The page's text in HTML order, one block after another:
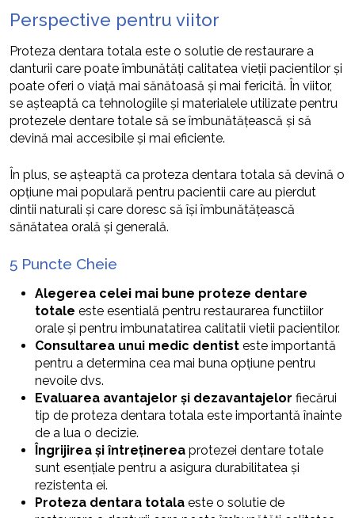
Perspective pentru viitor
Proteza dentara totala este o solutie de restaurare a
danturii care poate îmbunătăți calitatea vieții pacientilor și
poate oferi o viață mai sănătoasă și mai fericită. În viitor,
se așteaptă ca tehnologiile și materialele utilizate pentru
protezele dentare totale să se îmbunătățească și să
devină mai accesibile și mai eficiente.
În plus, se așteaptă ca proteza dentara totala să devină o
opțiune mai populară pentru pacientii care au pierdut
dintii naturali și care doresc să își îmbunătățească
sănătatea orală și generală.
5 Puncte Cheie
Alegerea celei mai bune proteze dentare
totale este esentială pentru restaurarea functiilor
orale și pentru imbunatatirea calitatii vietii pacientilor.
Consultarea unui medic dentist este importantă
pentru a determina cea mai buna opțiune pentru
nevoile dvs.
Evaluarea avantajelor și dezavantajelor fiecărui
tip de proteza dentara totala este importantă înainte
de a lua o decizie.
Îngrijirea și întreținerea protezei dentare totale
sunt esențiale pentru a asigura durabilitatea și
rezistenta ei.
Proteza dentara totala este o solutie de